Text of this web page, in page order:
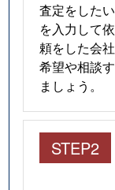
査定をした
を入力して
頼をした会
希望や相談
ましょう。
STEP2